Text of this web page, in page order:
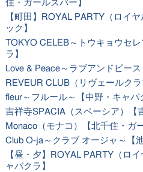
住・ガールズバー】
【町田】ROYAL PARTY（ロイ
ック】
TOKYO CELEB～トウキョウセ
ラ】
Love & Peace～ラブアンドピー
REVEUR CLUB（リヴェールク
fleur～フルール～【中野・キャバ
吉祥寺SPACIA（スペーシア）【
Monaco（モナコ）【北千住・ガ
Club O-ja～クラブ オージャ～【
【昼・夕】ROYAL PARTY（ロ
ャバクラ】